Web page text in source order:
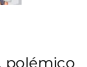
polémico